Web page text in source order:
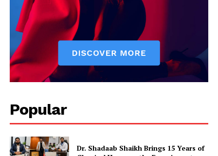
Popular
Dr. Shadaab Shaikh Brings 15 Years of